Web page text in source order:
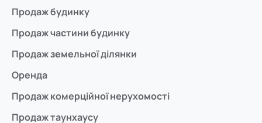
Продаж будинку
Продаж частини будинку
Продаж земельної ділянки
Оренда
Продаж комерційної нерухомості
Продаж таунхаусу